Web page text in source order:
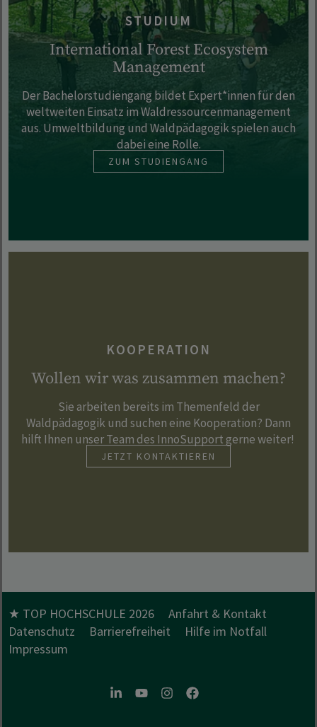
STUDIUM
International Forest Ecosystem
Management
Der Bachelorstudiengang bildet Expert*innen für den
weltweiten Einsatz im Waldressourcenmanagement
aus. Umweltbildung und Waldpädagogik spielen auch
dabei eine Rolle.
ZUM STUDIENGANG
KOOPERATION
Wollen wir was zusammen machen?
Sie arbeiten bereits im Themenfeld der
Waldpädagogik und suchen eine Kooperation? Dann
hilft Ihnen unser Team des InnoSupport gerne weiter!
JETZT KONTAKTIEREN
★ TOP HOCHSCHULE 2026
Anfahrt & Kontakt
Datenschutz
Barrierefreiheit
Hilfe im Notfall
Impressum
LinkedInYoutubeInstagramFacebook